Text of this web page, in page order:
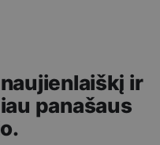
ir
panašaus